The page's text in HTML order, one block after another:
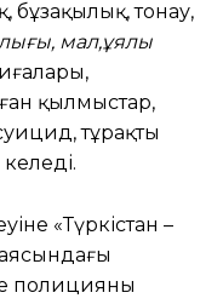
бұзақылық, тонау,
мал,ұялы
қылмыстар,
тұрақты
«Түркістан –
аясындағы
полицияның